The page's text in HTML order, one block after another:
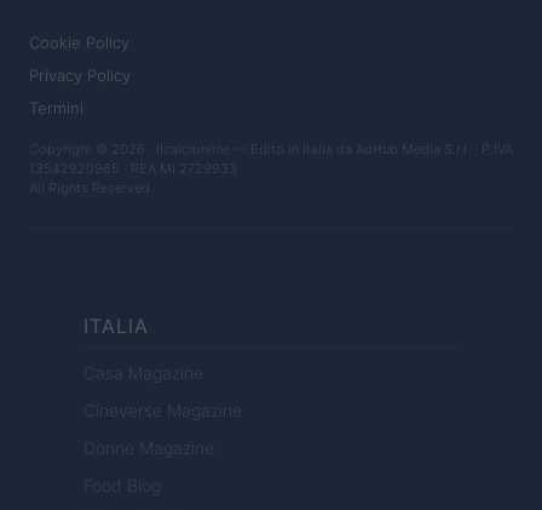
Cookie Policy
Privacy Policy
Termini
Copyright © 2026 · Ilcalcionline — Edito in Italia da AdHub Media S.r.l. · P.IVA
13542920965 · REA MI 2729933
All Rights Reserved
ITALIA
Casa Magazine
Cineverse Magazine
Donne Magazine
Food Blog